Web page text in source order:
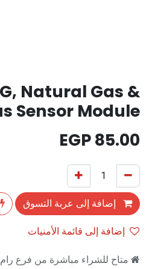
Natural Gas &
Sensor Module
85.00
إضافة إلى عربة التسوق
إضافة إلى قائمة الأمنيات
متاح للشراء مباشرة من فرع رام